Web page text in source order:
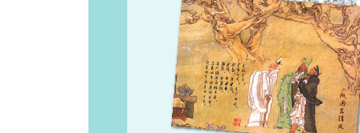
관도대전 둘, 태양을 피하는 방법
관도대전 셋, 원소야, 원소야 헌집 줄게 새집 다오
위기를 기회로, 두려움을 용기로 유비 서서를 만나
슬픈 인연, 눈물을 머금고 서서를 보낸 유비
삼고초려, 원하는 인재를 대하는 올바른 자세
괴도유비, 공명의 심장을 훔치다